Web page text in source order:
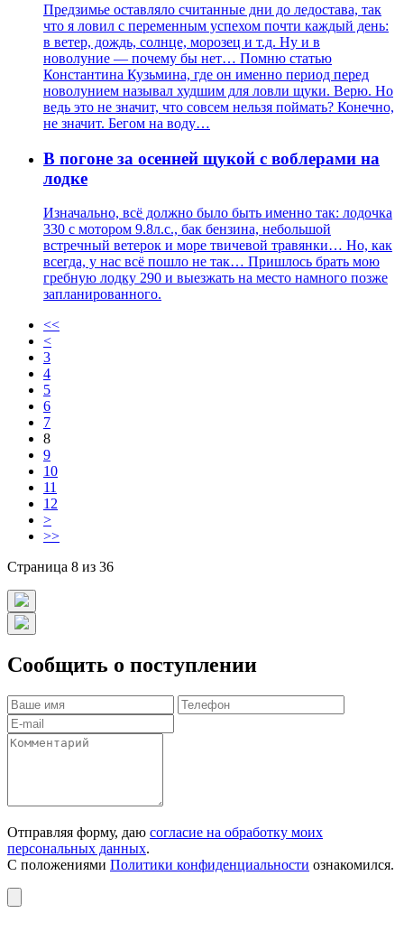
Предзимье оставляло считанные дни до ледостава, так
что я ловил с переменным успехом почти каждый день:
в ветер, дождь, солнце, морозец и т.д. Ну и в
новолуние — почему бы нет… Помню статью
Константина Кузьмина, где он именно период перед
новолунием называл худшим для ловли щуки. Верю. Но
ведь это не значит, что совсем нельзя поймать? Конечно,
не значит. Бегом на воду…
В погоне за осенней щукой с воблерами на
лодке
Изначально, всё должно было быть именно так: лодочка
330 с мотором 9.8л.с., бак бензина, небольшой
встречный ветерок и море твичевой травянки… Но, как
всегда, у нас всё пошло не так… Пришлось брать мою
гребную лодку 290 и выезжать на место намного позже
запланированного.
<<
<
3
4
5
6
7
8
9
10
11
12
>
>>
Страница 8 из 36
Сообщить о поступлении
Отправляя форму, даю согласие на обработку моих
персональных данных.
С положениями Политики конфиденциальности ознакомился.